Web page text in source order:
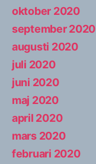
oktober 2020
september 2020
augusti 2020
juli 2020
juni 2020
maj 2020
april 2020
mars 2020
februari 2020